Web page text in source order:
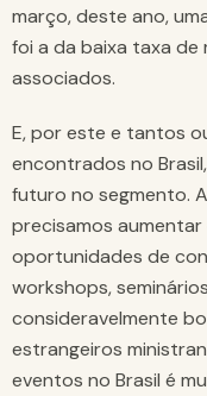
março, deste ano,
foi a da baixa taxa
associados.
E, por este e tantos
encontrados no
futuro no segmento.
precisamos
oportunidades de
workshops,
consideravelmente
estrangeiros
eventos no Brasil é